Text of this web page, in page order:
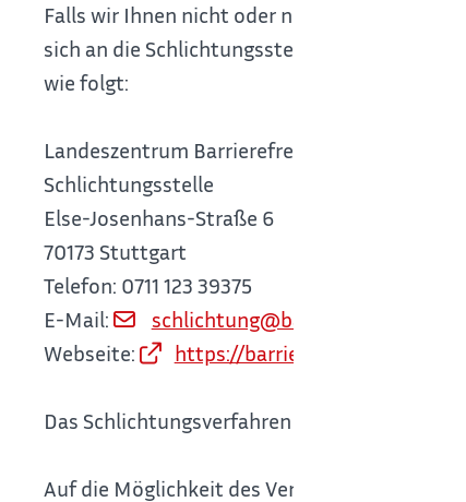
Falls wir Ihnen nicht oder nicht
sich an die Schlichtungsstelle des
wie folgt:
Landeszentrum Barrierefreiheit
Schlichtungsstelle
Else-Josenhans-Straße 6
70173 Stuttgart
Telefon: 0711 123 39375
E-Mail:
Webseite:
https://barrierefreiheit-bw.de/
Das Schlichtungsverfahren ist unentgeltlich.
Auf die Möglichkeit des Verbandsklagerechts